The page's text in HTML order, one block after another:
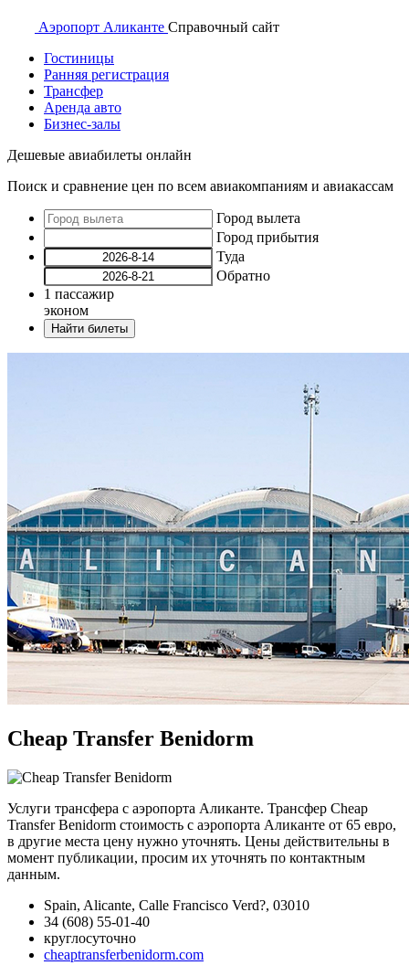
Аэропорт Аликанте Справочный сайт
Гостиницы
Ранняя регистрация
Трансфер
Аренда авто
Бизнес-залы
Дешевые авиабилеты онлайн
Поиск и сравнение цен по всем авиакомпаниям и авиакассам
Город вылета
Город прибытия
Туда
Обратно
1 пассажир
эконом
Найти билеты
Cheap Transfer Benidorm
Услуги трансфера с аэропорта Аликанте. Трансфер Cheap
Transfer Benidorm стоимость с аэропорта Аликанте от 65 евро,
в другие места цену нужно уточнять. Цены действительны в
момент публикации, просим их уточнять по контактным
данным.
Spain, Alicante, Calle Francisco Verd?, 03010
34 (608) 55-01-40
круглосуточно
cheaptransferbenidorm.com